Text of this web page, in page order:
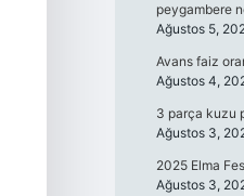
peygambere
Ağustos 5,
Avans faiz
Ağustos 4,
3 parça kuzu
Ağustos 3,
2025 Elma
Ağustos 3,